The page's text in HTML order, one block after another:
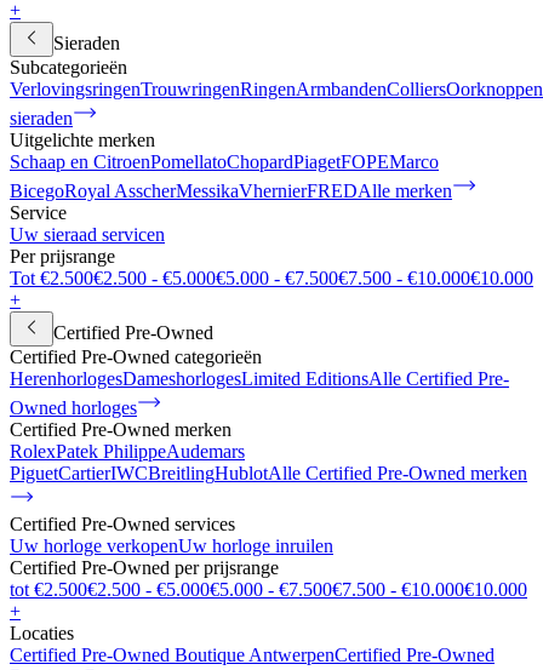
+
Sieraden
Subcategorieën
VerlovingsringenTrouwringenRingenArmbandenColliersOorknoppen
sieraden
Uitgelichte merken
Schaap en CitroenPomellatoChopardPiagetFOPEMarco
BicegoRoyal AsscherMessikaVhernierFREDAlle merken
Service
Uw sieraad servicen
Per prijsrange
Tot €2.500€2.500 - €5.000€5.000 - €7.500€7.500 - €10.000€10.000
+
Certified Pre-Owned
Certified Pre-Owned categorieën
HerenhorlogesDameshorlogesLimited EditionsAlle Certified Pre-
Owned horloges
Certified Pre-Owned merken
RolexPatek PhilippeAudemars
PiguetCartierIWCBreitlingHublotAlle Certified Pre-Owned merken
Certified Pre-Owned services
Uw horloge verkopenUw horloge inruilen
Certified Pre-Owned per prijsrange
tot €2.500€2.500 - €5.000€5.000 - €7.500€7.500 - €10.000€10.000
+
Locaties
Certified Pre-Owned Boutique AntwerpenCertified Pre-Owned